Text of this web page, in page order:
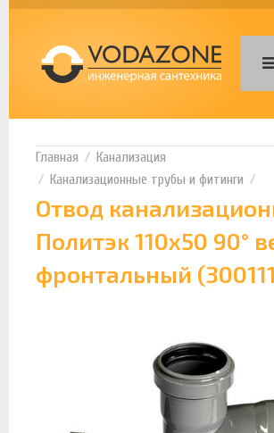
Канализация
Канализационные трубы и фитинги
Отвод
Политэк 110х50 90°
фронтальный